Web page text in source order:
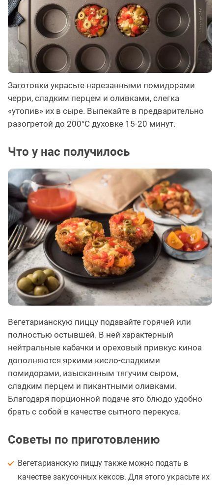
Заготовки украсьте нарезанными помидорами
черри, сладким перцем и оливками, слегка
«утопив» их в сыре. Выпекайте в предварительно
разогретой до 200°C духовке 15-20 минут.
Что у нас получилось
Вегетарианскую пиццу подавайте горячей или
полностью остывшей. В ней характерный
нейтральные кабачки и ореховый привкус киноа
дополняются яркими кисло-сладкими
помидорами, изысканным тягучим сыром,
сладким перцем и пикантными оливками.
Благодаря порционной подаче это блюдо удобно
брать с собой в качестве сытного перекуса.
Советы по приготовлению
Вегетарианскую пиццу также можно подать в
качестве закусочных кексов. Для этого украсьте их